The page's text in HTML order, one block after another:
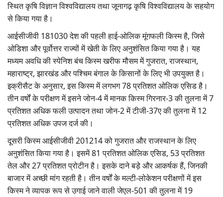
स्थित कृषि विज्ञान विश्वविद्यालय तथा जूनागढ़ कृषि विश्वविद्यालय के सहयोग
से किया गया है।
आईसीजीवी 181030 देश की पहली हाई-ओलिक मूंगफली किस्म है, जिसे
ओडिशा और पूर्वोत्तर राज्यों में खेती के लिए अनुशंसित किया गया है। यह
मध्यम अवधि की स्पेनिश बंच किस्म खरीफ मौसम में गुजरात, राजस्थान,
महाराष्ट्र, झारखंड और पश्चिम बंगाल के किसानों के लिए भी उपयुक्त है।
इक्रीसैट के अनुसार, इस किस्म में लगभग 78 प्रतिशत ओलिक एसिड है।
तीन वर्षों के परीक्षण में इसने जोन-4 में मानक किस्म गिरनार-3 की तुलना में 7
प्रतिशत अधिक फली उत्पादन तथा जोन-2 में टीजी-37ए की तुलना में 12
प्रतिशत अधिक उपज दर्ज की।
दूसरी किस्म आईसीजीवी 201214 को गुजरात और राजस्थान के लिए
अनुशंसित किया गया है। इसमें 81 प्रतिशत ओलिक एसिड, 53 प्रतिशत
तेल और 27 प्रतिशत प्रोटीन है। इसके दाने बड़े और आकर्षक हैं, जिनकी
बाजार में अच्छी मांग रहती है। तीन वर्षों के मल्टी-लोकेशन परीक्षणों में इस
किस्म ने व्यापक रूप से उगाई जाने वाली जेएल-501 की तुलना में 19